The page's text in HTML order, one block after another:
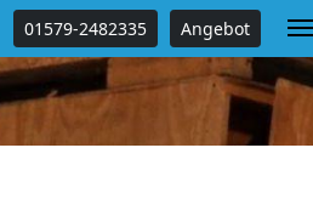
01579-2482335 Angebot